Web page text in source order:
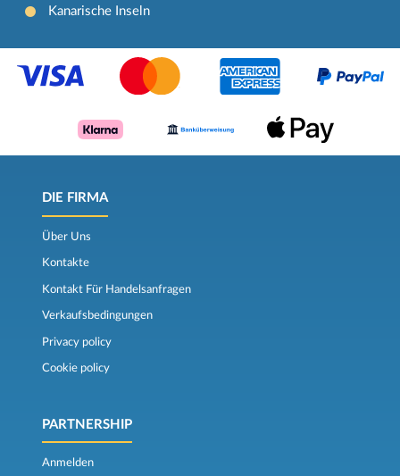
Kanarische Inseln
DIE FIRMA
Über Uns
Kontakte
Kontakt Für Handelsanfragen
Verkaufsbedingungen
Privacy policy
Cookie policy
PARTNERSHIP
Anmelden